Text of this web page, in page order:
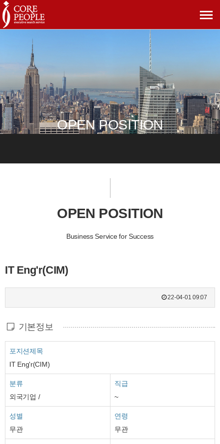
메
OPEN POSITION
OPEN POSITION
Business Service for Success
IT Eng'r(CIM)
22-04-01 09:07
기본정보
포지션제목
IT Eng'r(CIM)
분류
외국기업 /
직급
~
성별
무관
연령
무관